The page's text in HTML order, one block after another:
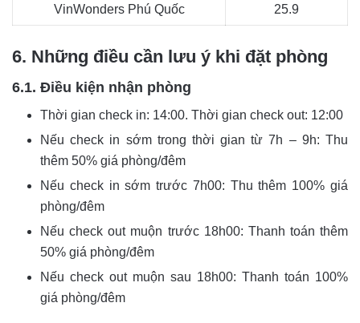
VinWonders Phú Quốc 25.9
6. Những điều cần lưu ý khi đặt phòng
6.1. Điều kiện nhận phòng
Thời gian check in: 14:00. Thời gian check out: 12:00
Nếu check in sớm trong thời gian từ 7h – 9h: Thu
thêm 50% giá phòng/đêm
Nếu check in sớm trước 7h00: Thu thêm 100% giá
phòng/đêm
Nếu check out muộn trước 18h00: Thanh toán thêm
50% giá phòng/đêm
Nếu check out muộn sau 18h00: Thanh toán 100%
giá phòng/đêm